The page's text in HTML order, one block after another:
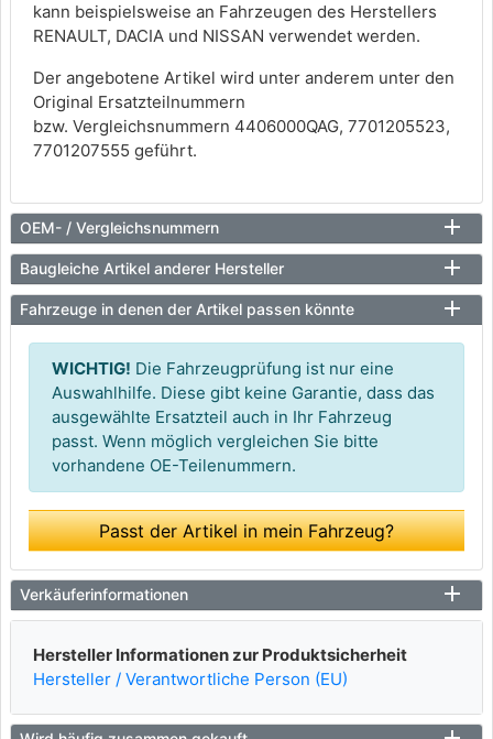
kann beispielsweise an Fahrzeugen des Herstellers
RENAULT, DACIA und NISSAN verwendet werden.
Der angebotene Artikel wird unter anderem unter den
Original Ersatzteilnummern
bzw. Vergleichsnummern 4406000QAG, 7701205523,
7701207555 geführt.
OEM- / Vergleichsnummern
Baugleiche Artikel anderer Hersteller
Fahrzeuge in denen der Artikel passen könnte
WICHTIG! Die Fahrzeugprüfung ist nur eine
Auswahlhilfe. Diese gibt keine Garantie, dass das
ausgewählte Ersatzteil auch in Ihr Fahrzeug
passt. Wenn möglich vergleichen Sie bitte
vorhandene OE-Teilenummern.
Passt der Artikel in mein Fahrzeug?
Verkäuferinformationen
Hersteller Informationen zur Produktsicherheit
Hersteller / Verantwortliche Person (EU)